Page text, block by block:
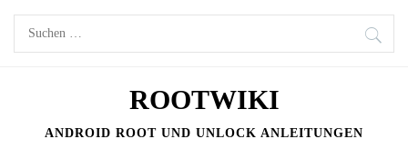
Skip
Suchen
nach:
ROOTWIKI
ANDROID ROOT UND UNLOCK ANLEITUNGEN